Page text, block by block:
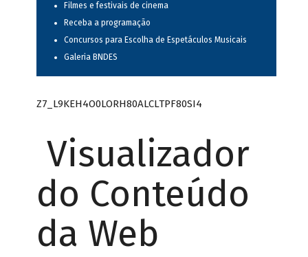
Filmes e festivais de cinema
Receba a programação
Concursos para Escolha de Espetáculos Musicais
Galeria BNDES
Z7_L9KEH4O0LORH80ALCLTPF80SI4
Visualizador
do Conteúdo
da Web